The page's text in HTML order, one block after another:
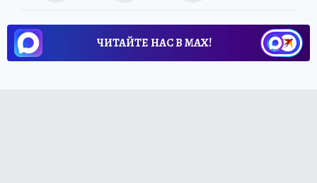
ЧИТАЙТЕ НАС В МАХ!